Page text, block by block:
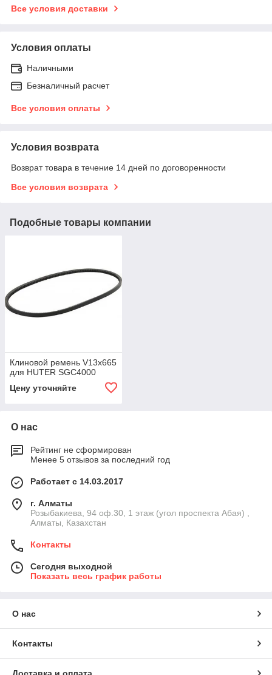
Все условия доставки
Условия оплаты
Наличными
Безналичный расчет
Все условия оплаты
Условия возврата
Возврат товара в течение 14 дней по договоренности
Все условия возврата
Подобные товары компании
Клиновой ремень V13x665
для HUTER SGC4000
Цену уточняйте
О нас
Рейтинг не сформирован
Менее 5 отзывов за последний год
Работает с 14.03.2017
г. Алматы
Розыбакиева, 94 оф.30, 1 этаж (угол проспекта Абая) ,
Алматы, Казахстан
Контакты
Сегодня выходной
Показать весь график работы
О нас
Контакты